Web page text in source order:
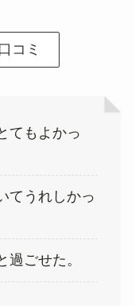
コミ
てもよかっ
てうれしかっ
ごせた。